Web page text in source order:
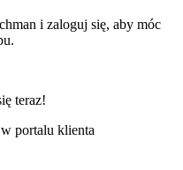
i zaloguj się, aby móc
teraz!
portalu klienta